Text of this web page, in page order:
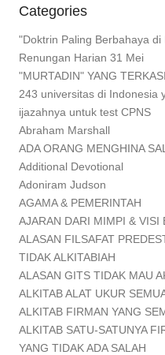
Categories
"Doktrin Paling Berbahaya di
Renungan Harian 31 Mei
"MURTADIN" YANG
243 universitas di Indonesia
ijazahnya untuk test CPNS
Abraham Marshall
ADA ORANG MENGHINA
Additional Devotional
Adoniram Judson
AGAMA & PEMERINTAH
AJARAN DARI MIMPI & VISI
ALASAN FILSAFAT
TIDAK ALKITABIAH
ALASAN GITS TIDAK MAU
ALKITAB ALAT UKUR
ALKITAB FIRMAN YANG
ALKITAB SATU-SATUNYA
YANG TIDAK ADA SALAH